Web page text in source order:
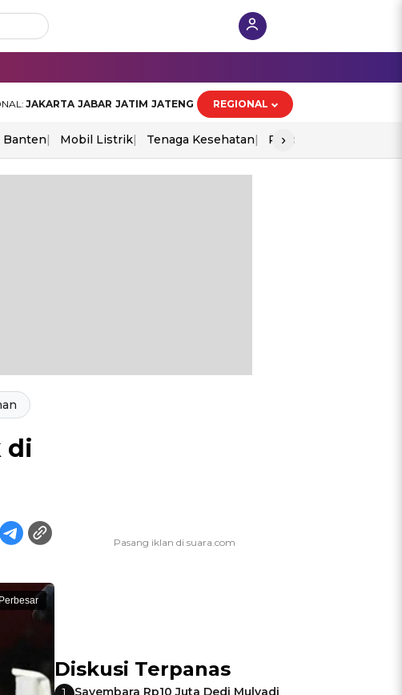
JAKARTA JABAR JATIM JATENG REGIONAL
Banten Mobil Listrik Tenaga Kesehatan Piala Aff 2026
›
di
Perbesar
Diskusi Terpanas
Sayembara Rp10 Juta Dedi Mulyadi